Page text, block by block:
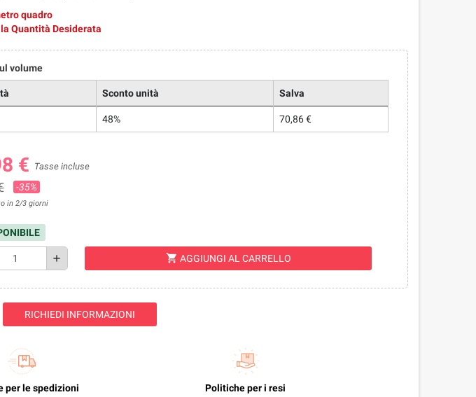
quadro
Quantità Desiderata
volume
Sconto unità Salva
48% 70,86 €
€ Tasse incluse
-35%
in 2/3 giorni
add shopping_cart AGGIUNGI AL CARRELLO
RICHIEDI INFORMAZIONI
per le spedizioni Politiche per i resi